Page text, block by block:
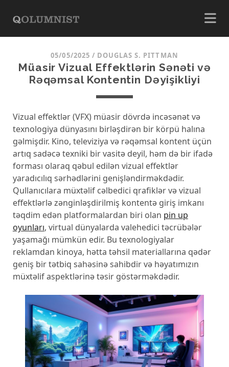
05/05/2025 / DOUGLAS S. PITTMAN
Müasir Vizual Effektlərin Sənəti və
Rəqəmsal Kontentin Dəyişikliyi
Vizual effektlər (VFX) müasir dövrdə incəsənət və
texnologiya dünyasını birləşdirən bir körpü halına
gəlmişdir. Kino, televiziya və rəqəmsal kontent üçün
artıq sadəcə texniki bir vasitə deyil, həm də bir ifadə
forması olaraq qəbul edilən vizual effektlər
yaradıcılıq sərhədlərini genişləndirməkdədir.
Qullanıcılara müxtəlif cəlbedici qrafiklər və vizual
effektlərlə zənginləşdirilmiş kontentə giriş imkanı
təqdim edən platformalardan biri olan pin up
oyunları, virtual dünyalarda valehedici təcrübələr
yaşamağı mümkün edir. Bu texnologiyalar
reklamdan kinoya, hətta təhsil materiallarına qədər
geniş bir tətbiq sahəsinə sahibdir və həyatımızın
müxtəlif aspektlərinə təsir göstərməkdədir.